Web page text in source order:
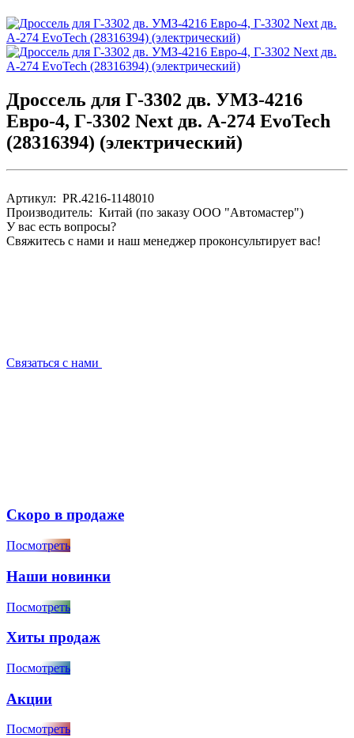
Дроссель для Г-3302 дв. УМЗ-4216
Евро-4, Г-3302 Next дв. А-274 EvoTech
(28316394) (электрический)
Артикул: PR.4216-1148010
Производитель: Китай (по заказу ООО "Автомастер")
У вас есть вопросы?
Свяжитесь с нами и наш менеджер проконсультирует вас!
Связаться с нами
Скоро в продаже
Посмотреть
Наши новинки
Посмотреть
Хиты продаж
Посмотреть
Акции
Посмотреть